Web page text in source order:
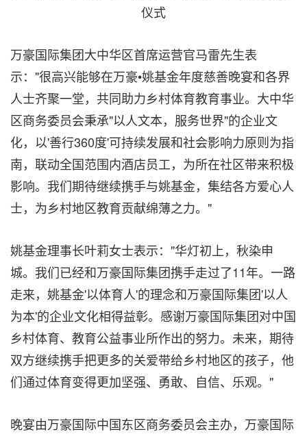
仪式
万豪国际集团大中华区首席运营官马雷先生表
示："很高兴能够在万豪•姚基金年度慈善晚宴和各界
人士齐聚一堂，共同助力乡村体育教育事业。大中华
区商务委员会秉承"以人文本，服务世界"的企业文
化，以'善行360度'可持续发展和社会影响力原则为指
南，联动全国范围内酒店员工，为所在社区带来积极
影响。我们期待继续携手与姚基金，集结各方爱心人
士，为乡村地区教育贡献绵薄之力。"
姚基金理事长叶莉女士表示："华灯初上，秋染申
城。我们已经和万豪国际集团携手走过了11年。一路
走来，姚基金'以体育人'的理念和万豪国际集团'以人
为本'的企业文化相得益彰。感谢万豪国际集团对中国
乡村体育、教育公益事业所作出的努力。未来，期待
双方继续携手把更多的关爱带给乡村地区的孩子，他
们通过体育变得更加坚强、勇敢、自信、乐观。"
晚宴由万豪国际中国东区商务委员会主办，万豪国际